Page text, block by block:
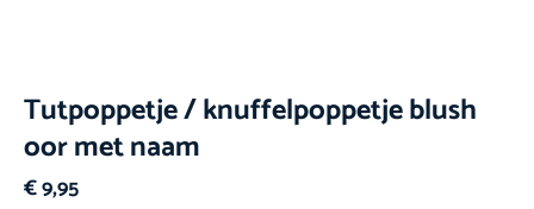
Tutpoppetje / knuffelpoppetje blush
oor met naam
€9,95